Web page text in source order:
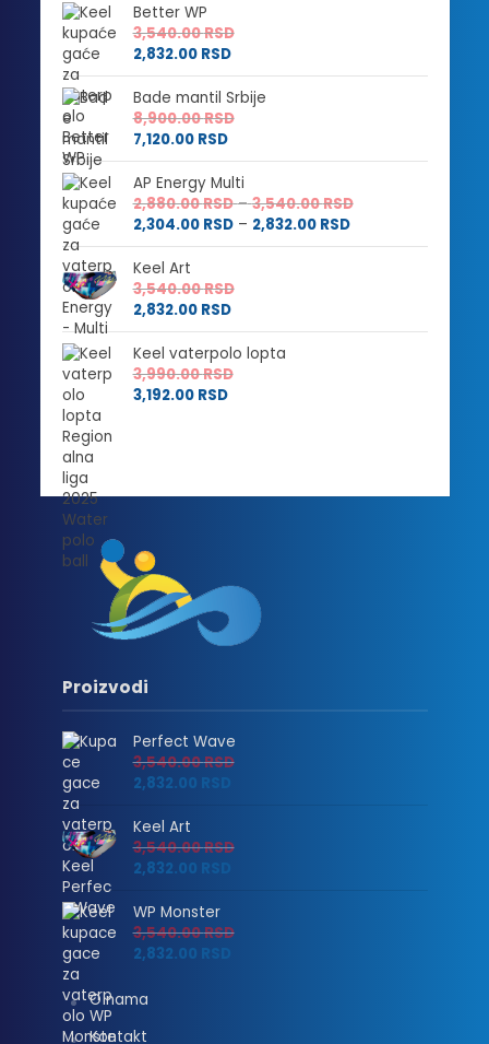
Better WP
3,540.00RSD
2,832.00 RSD
Bade mantil Srbije
8,900.00RSD
7,120.00 RSD
AP Energy Multi
2,880.00RSD – 3,540.00RSDRaspon
od
2,304.00 RSD – 2,832.00 RSDRaspon
cena:
2,832.00 RSD
Keel Art
3,540.00RSD
2,832.00 RSD
Keel vaterpolo lopta
3,990.00RSD
3,192.00 RSD
Proizvodi
Perfect Wave
3,540.00RSD
2,832.00 RSD
Keel Art
3,540.00RSD
2,832.00 RSD
WP Monster
3,540.00RSD
2,832.00 RSD
O nama
Kontakt